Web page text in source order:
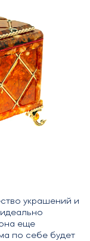
украшений и
еще
по себе будет